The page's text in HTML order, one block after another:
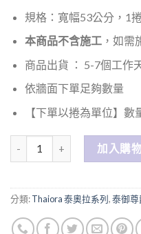
規格：寬幅53公分，1
本商品不含施工，如需
商品出貨 ： 5-7個工作
依牆面下單足夠數量
【下單以捲為單位】數
加入購
分類:Thaiora 泰奧拉系列,泰御尊